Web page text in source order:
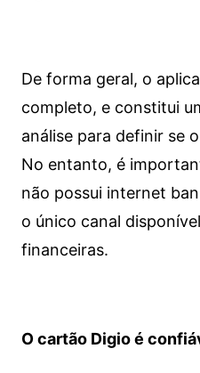
De forma geral, o
completo, e constitui
análise para definir se
No entanto, é
não possui internet
o único canal
financeiras.
O cartão Digio é